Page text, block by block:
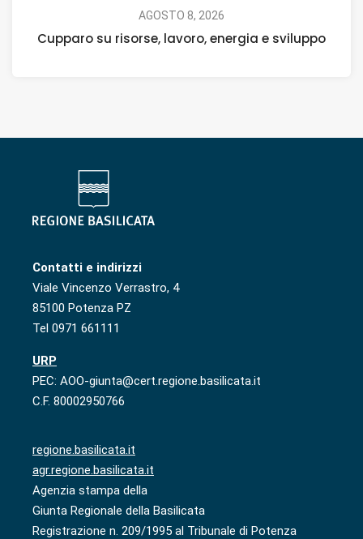
AGOSTO 8, 2026
Cupparo su risorse, lavoro, energia e sviluppo
Contatti e indirizzi
Viale Vincenzo Verrastro, 4
85100 Potenza PZ
Tel 0971 661111
URP
PEC: AOO-giunta@cert.regione.basilicata.it
C.F. 80002950766
regione.basilicata.it
agr.regione.basilicata.it
Agenzia stampa della
Giunta Regionale della Basilicata
Registrazione n. 209/1995 al Tribunale di Potenza